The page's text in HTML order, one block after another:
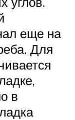
еще на
Для
в